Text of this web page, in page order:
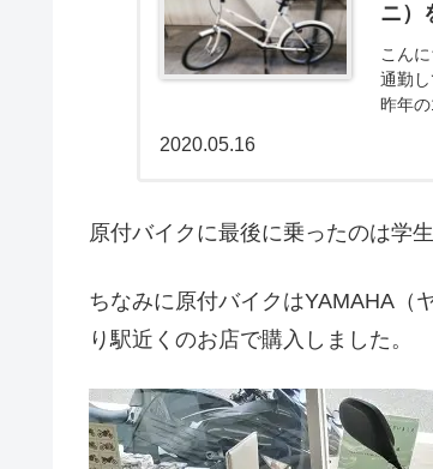
ニ）
こん
通勤
昨年
2020.05.16
原付バイクに最後に乗ったのは学
ちなみに原付バイクはYAMAHA（
り駅近くのお店で購入しました。